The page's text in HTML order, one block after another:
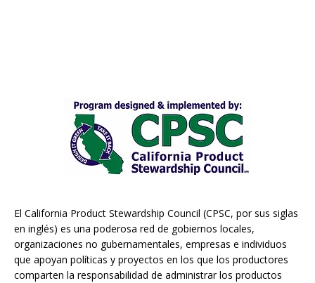
El California Product Stewardship Council (CPSC, por sus siglas
en inglés) es una poderosa red de gobiernos locales,
organizaciones no gubernamentales, empresas e individuos
que apoyan políticas y proyectos en los que los productores
comparten la responsabilidad de administrar los productos